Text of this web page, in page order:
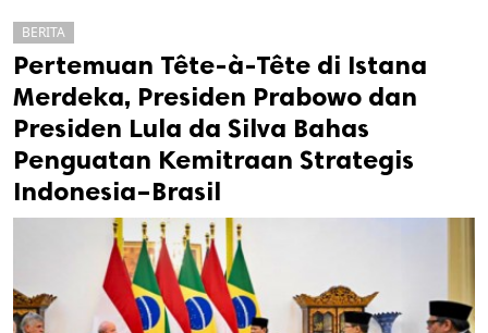
BERITA
Pertemuan Tête-à-Tête di Istana
Merdeka, Presiden Prabowo dan
Presiden Lula da Silva Bahas
Penguatan Kemitraan Strategis
Indonesia–Brasil